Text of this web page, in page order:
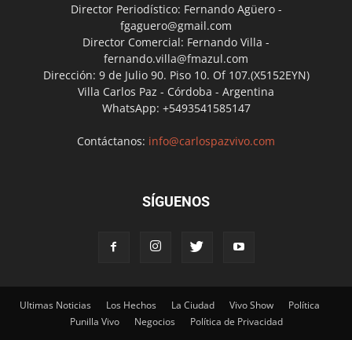
Director Periodístico: Fernando Agüero -
fgaguero@gmail.com
Director Comercial: Fernando Villa -
fernando.villa@fmazul.com
Dirección: 9 de Julio 90. Piso 10. Of 107.(X5152EYN)
Villa Carlos Paz - Córdoba - Argentina
WhatsApp: +5493541585147
Contáctanos: info@carlospazvivo.com
SÍGUENOS
Ultimas Noticias Los Hechos La Ciudad Vivo Show
Política
Punilla Vivo
Negocios Política de Privacidad